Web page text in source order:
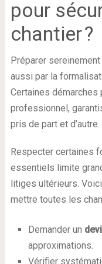
pour
chantier ?
Préparer sereinement
aussi par la
Certaines démarches
professionnel,
pris de part et d’autre.
Respecter certaines
essentiels limite
litiges ultérieurs.
mettre toutes les
Demander un
approximations.
Vérifier